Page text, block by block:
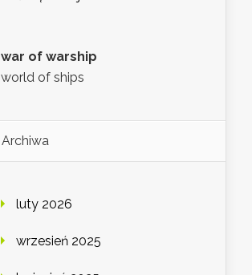
war of warship
world of ships
Archiwa
luty 2026
wrzesień 2025